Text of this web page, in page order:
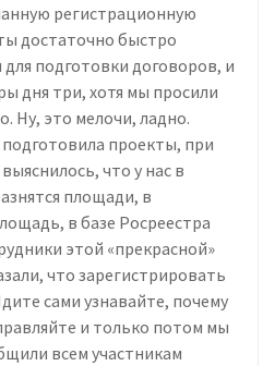
регистрационную
достаточно быстро
подготовки договоров, и
дня три, хотя мы просили
Ну, это мелочи, ладно.
проекты, при
что у нас в
площади, в
в базе Росреестра
этой «прекрасной»
что зарегистрировать
сами узнавайте, почему
и только потом мы
всем участникам